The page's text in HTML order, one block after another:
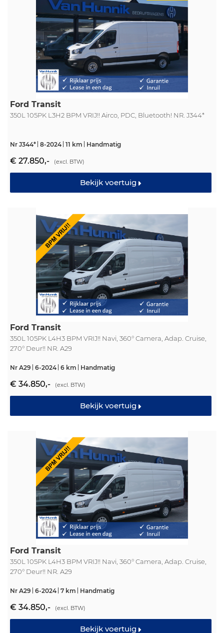
Ford Transit
350L 105PK L3H2 BPM VRIJ!! Airco, PDC, Bluetooth! NR. J344*
Nr J344* 8-2024 11 km Handmatig
€ 27.850,- (excl. BTW)
Bekijk voertuig
Ford Transit
350L 105PK L4H3 BPM VRIJ!! Navi, 360° Camera, Adap. Cruise,
270° Deur!! NR. A29
Nr A29 6-2024 6 km Handmatig
€ 34.850,- (excl. BTW)
Bekijk voertuig
Ford Transit
350L 105PK L4H3 BPM VRIJ!! Navi, 360° Camera, Adap. Cruise,
270° Deur!! NR. A29
Nr A29 6-2024 7 km Handmatig
€ 34.850,- (excl. BTW)
Bekijk voertuig